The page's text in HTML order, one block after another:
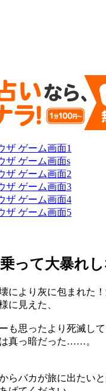
って大暴れ
より灰に包まれた！
に見えた、
も思ったより死滅して
真っ暗だった……。
らバカが旅に出たい